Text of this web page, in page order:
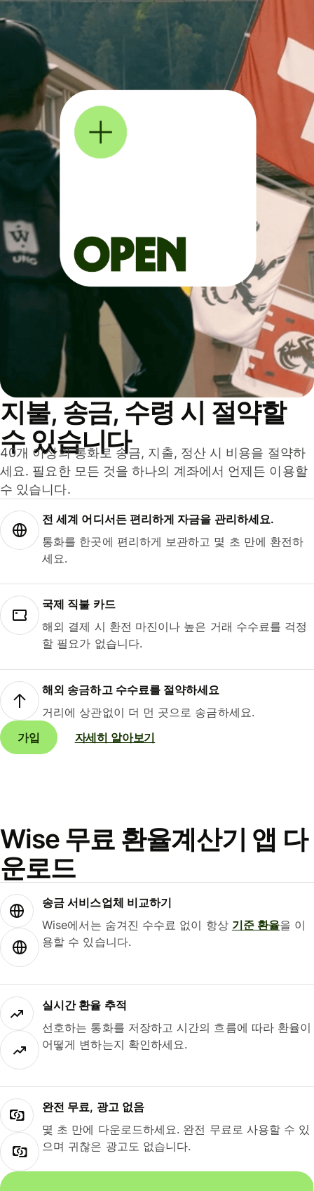
지불, 송금, 수령 시 절약할
수 있습니다
40개 이상의 통화로 송금, 지출, 정산 시 비용을 절약하
세요. 필요한 모든 것을 하나의 계좌에서 언제든 이용할
수 있습니다.
전 세계 어디서든 편리하게 자금을 관리하세요.
통화를 한곳에 편리하게 보관하고 몇 초 만에 환전하
세요.
국제 직불 카드
해외 결제 시 환전 마진이나 높은 거래 수수료를 걱정
할 필요가 없습니다.
해외 송금하고 수수료를 절약하세요
거리에 상관없이 더 먼 곳으로 송금하세요.
가입
자세히 알아보기
Wise 무료 환율계산기 앱 다
운로드
송금 서비스업체 비교하기
Wise에서는 숨겨진 수수료 없이 항상 기준 환율을 이
용할 수 있습니다.
실시간 환율 추적
선호하는 통화를 저장하고 시간의 흐름에 따라 환율이
어떻게 변하는지 확인하세요.
완전 무료, 광고 없음
몇 초 만에 다운로드하세요. 완전 무료로 사용할 수 있
으며 귀찮은 광고도 없습니다.